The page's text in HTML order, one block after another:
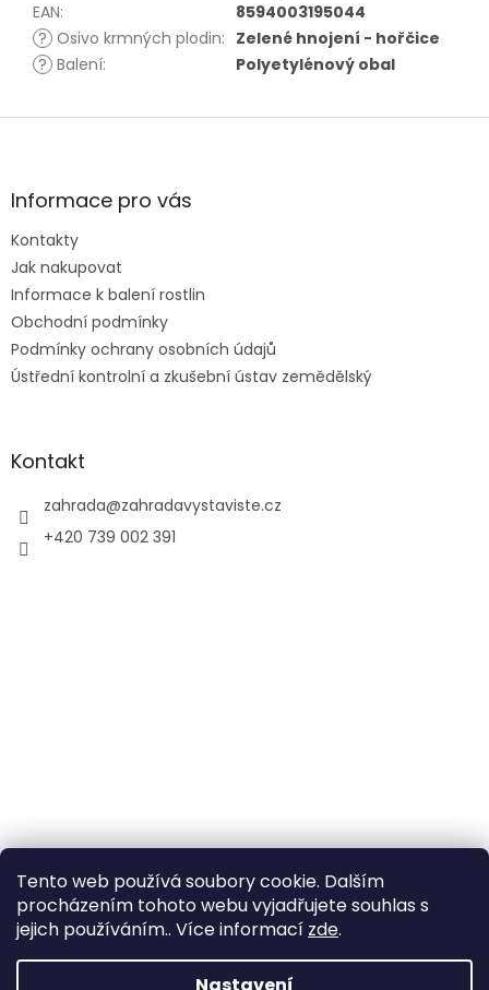
Tento web používá soubory cookie. Dalším
procházením tohoto webu vyjadřujete souhlas s
jejich používáním.. Více informací zde.
EAN:
8594003195044
? Osivo krmných plodin: Zelené hnojení - hořčice
? Balení: Polyetylénový obal
Z
aInformace pro vás
Kontakty
Jak nakupovat
Informace k balení rostlin
Obchodní podmínky
Podmínky ochrany osobních údajů
Ústřední kontrolní a zkušební ústav zemědělský
Kontakt
zahrada@zahradavystaviste.cz
+420 739 002 391
Vytvořil Shoptet